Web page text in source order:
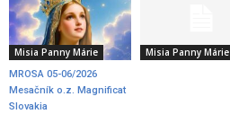
Misia Panny Márie
MROSA 05-06/2026
Mesačník o.z. Magnificat
Slovakia
Misia Panny Márie